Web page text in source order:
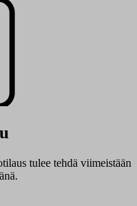
tulee tehdä viimeistään